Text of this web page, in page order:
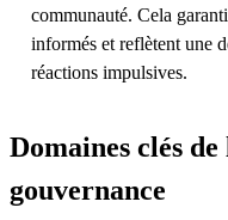
communauté. Cela
informés et reflètent une
réactions impulsives.
Domaines clés
gouvernance